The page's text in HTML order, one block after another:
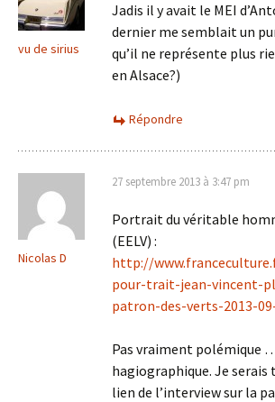
vu de sirius
Jadis il y avait le MEI
dernier me semblait un
qu’il ne représente plus
en Alsace?)
Répondre
Nicolas D
27 septembre 2013 à 3:47 pm
Portrait du véritable
(EELV) :
http://
pour-trait-jean-vincent-
patron-des-verts-2013-
Pas vraiment polémique
hagiographique. Je
lien de l’interview sur la